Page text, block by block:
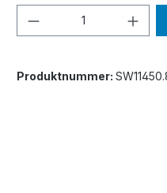
Produkt
Produktnummer: